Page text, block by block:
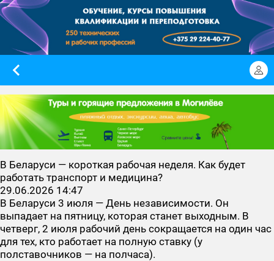
В Беларуси — короткая рабочая неделя. Как будет
работать транспорт и медицина?
29.06.2026 14:47
В Беларуси 3 июля — День независимости. Он
выпадает на пятницу, которая станет выходным. В
четверг, 2 июля рабочий день сокращается на один час
для тех, кто работает на полную ставку (у
полставочников — на полчаса).